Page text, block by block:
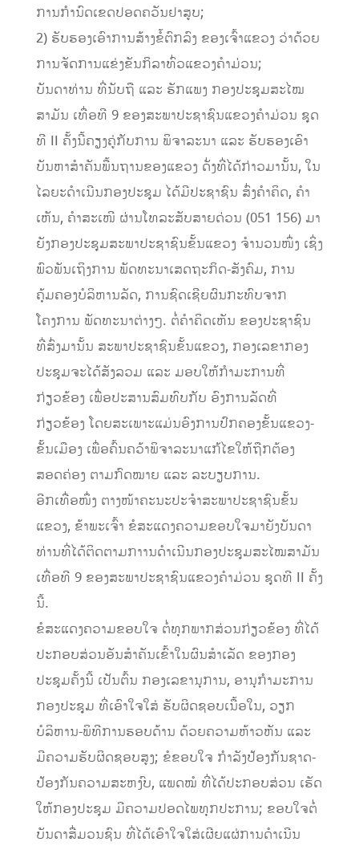
ການກໍານົດເຂດປອດຄວັນຢາສູບ;
2) ຮັບຮອງເອົາການສ້າງຂໍ້ຕົກລົງ ຂອງເຈົ້າແຂວງ ວ່າດ້ວຍ
ການຈັດການແຂ່ງຂັນກິລາທົ່ວແຂວງຄໍາມ່ວນ;
ບັນດາທ່ານ ທີ່ນັບຖື ແລະ ຮັກແພງ ກອງປະຊຸມສະໄໝ
ສາມັນ ເທື່ອທີ 9 ຂອງສະພາປະຊາຊົນແຂວງຄຳມ່ວນ ຊຸດ
ທີ II ຄັ້ງນີ້ຄຽງຄູ່ກັບການ ພິຈາລະນາ ແລະ ຮັບຮອງເອົາ
ບັນຫາສໍາຄັນພື້ນຖານຂອງແຂວງ ດັ່ງທີ່ໄດ້ກ່າວມານັ້ນ, ໃນ
ໄລຍະດໍາເນີນກອງປະຊຸມ ໄດ້ມີປະຊາຊົນ ສົ່ງຄໍາຄິດ, ຄໍາ
ເຫັນ, ຄໍາສະເໜີ ຜ່ານໂທລະສັບສາຍດ່ວນ (051 156) ມາ
ຍັງກອງປະຊຸມສະພາປະຊາຊົນຂັ້ນແຂວງ ຈໍານວນໜຶ່ງ ເຊິ່ງ
ພົວພັນເຖິງການ ພັດທະນາເສດຖະກິດ-ສັງຄົມ, ການ
ຄຸ້ມຄອງບໍລິຫານລັດ, ການຊົດເຊີຍຜົນກະທົບຈາກ
ໂຄງການ ພັດທະນາຕ່າງໆ. ຕໍ່ຄໍາຄິດເຫັນ ຂອງປະຊາຊົນ
ທີ່ສົ່ງມານັ້ນ ສະພາປະຊາຊົນຂັ້ນແຂວງ, ກອງເລຂາກອງ
ປະຊຸມຈະໄດ້ສັງລວມ ແລະ ມອບໃຫ້ກໍາມະການທີ່
ກ່ຽວຂ້ອງ ເພື່ອປະສານສົມທົບກັບ ອົງການລັດທີ່
ກ່ຽວຂ້ອງ ໂດຍສະເພາະແມ່ນອົງການປົກຄອງຂັ້ນແຂວງ-
ຂັ້ນເມືອງ ເພື່ອຄົ້ນຄວ້າພິຈາລະນາແກ້ໄຂໃຫ້ຖືກຕ້ອງ
ສອດຄ່ອງ ຕາມກົດໝາຍ ແລະ ລະບຽບການ.
ອີກເທື່ອໜຶ່ງ ຕາງໜ້າຄະນະປະຈໍາສະພາປະຊາຊົນຂັ້ນ
ແຂວງ, ຂ້າພະເຈົ້າ ຂໍສະແດງຄວາມຂອບໃຈມາຍັງບັນດາ
ທ່ານທີ່ໄດ້ຕິດຕາມກາານດໍາເນີນກອງປະຊຸມສະໄໝສາມັນ
ເທື່ອທີ 9 ຂອງສະພາປະຊາຊົນແຂວງຄຳມ່ວນ ຊຸດທີ II ຄັ້ງ
ນີ້.
ຂໍສະແດງຄວາມຂອບໃຈ ຕໍ່ທຸກພາກສ່ວນກ່ຽວຂ້ອງ ທີ່ໄດ້
ປະກອບສ່ວນອັນສໍາຄັນເຂົ້າໃນຜົນສໍາເລັດ ຂອງກອງ
ປະຊຸມຄັ້ງນີ້ ເປັນຕົ້ນ ກອງເລຂານຸການ, ອານຸກໍາມະການ
ກອງປະຊຸມ ທີ່ເອົາໃຈໃສ່ ຮັບຜິດຊອບເນື້ອໃນ, ວຽກ
ບໍລິຫານ-ພິທີການຮອບດ້ານ ດ້ວຍຄວາມຫ້າວຫັນ ແລະ
ມີຄວາມຮັບຜິດຊອບສູງ; ຂໍຂອບໃຈ ກໍາລັງປ້ອງກັນຊາດ-
ປ້ອງກັນຄວາມສະຫງົບ, ແພດໝໍ ທີ່ໄດ້ປະກອບສ່ວນ ເຮັດ
ໃຫ້ກອງປະຊຸມ ມີຄວາມປອດໄພທຸກປະການ; ຂອບໃຈຕໍ່
ບັນດາສື່ມວນຊົນ ທີ່ໄດ້ເອົາໃຈໃສ່ເຜີຍແຜ່ການດໍາເນີນ